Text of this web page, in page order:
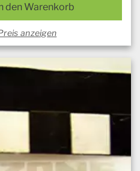
den Warenkorb
anzeigen